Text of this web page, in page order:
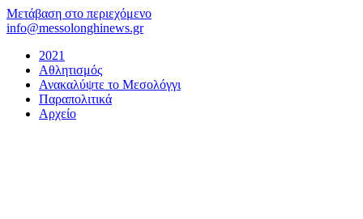
Μετάβαση στο περιεχόμενο
info@messolonghinews.gr
2021
Αθλητισμός
Ανακαλύψτε το Μεσολόγγι
Παραπολιτικά
Αρχείο